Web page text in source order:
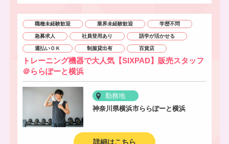
職種未経験歓迎 業界未経験歓迎 学歴不問
急募求人 社員登用あり 語学が活かせる
週払いＯＫ 制服貸出有 百貨店
トレーニング機器で大人気【SIXPAD】販売スタッフ
＠ららぽーと横浜
勤務地
神奈川県横浜市ららぽーと横浜
詳細はこちら